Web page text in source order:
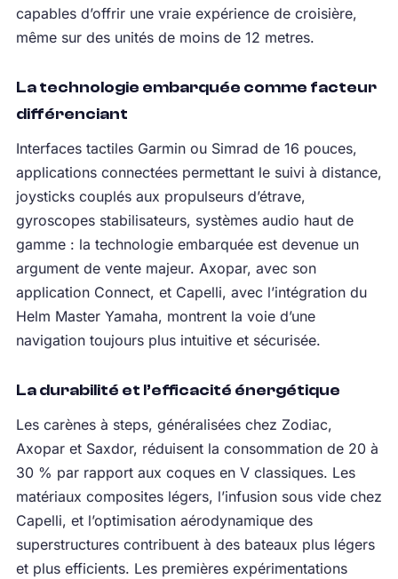
capables d’offrir une vraie expérience de croisière,
même sur des unités de moins de 12 metres.
La technologie embarquée comme facteur
différenciant
Interfaces tactiles Garmin ou Simrad de 16 pouces,
applications connectées permettant le suivi à distance,
joysticks couplés aux propulseurs d’étrave,
gyroscopes stabilisateurs, systèmes audio haut de
gamme : la technologie embarquée est devenue un
argument de vente majeur. Axopar, avec son
application Connect, et Capelli, avec l’intégration du
Helm Master Yamaha, montrent la voie d’une
navigation toujours plus intuitive et sécurisée.
La durabilité et l’efficacité énergétique
Les carènes à steps, généralisées chez Zodiac,
Axopar et Saxdor, réduisent la consommation de 20 à
30 % par rapport aux coques en V classiques. Les
matériaux composites légers, l’infusion sous vide chez
Capelli, et l’optimisation aérodynamique des
superstructures contribuent à des bateaux plus légers
et plus efficients. Les premières expérimentations